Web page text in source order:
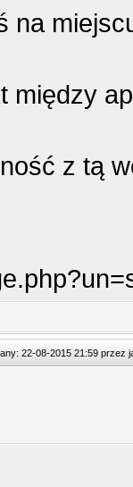
na
między
z tą
22-08-2015 21:59 przez